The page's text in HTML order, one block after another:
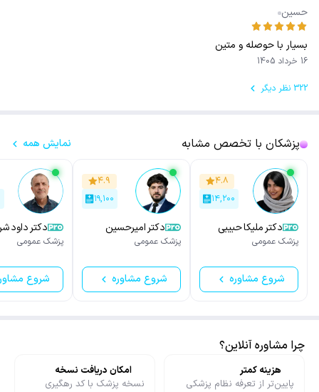
حسین
بسیار با حوصله و متین
16 خرداد 1405
322 نظر دیگر
پزشکان با تخصص مشابه نمایش همه
۴.۸
۱۴,۲۰۰
دکتر ملیکا حبیبی
پزشک عمومی
شروع مشاوره
۴.۹
۱۹,۱۰۰
دکتر امیرحسین
بازوند
پزشک عمومی
شروع مشاوره
دکتر داود
پزشک عمومی
شروع
چرا مشاوره آنلاین؟
هزینه کمتر
پایین‌تر از تعرفه نظام پزشکی
امکان دریافت نسخه
نسخه پزشک با کد رهگیری